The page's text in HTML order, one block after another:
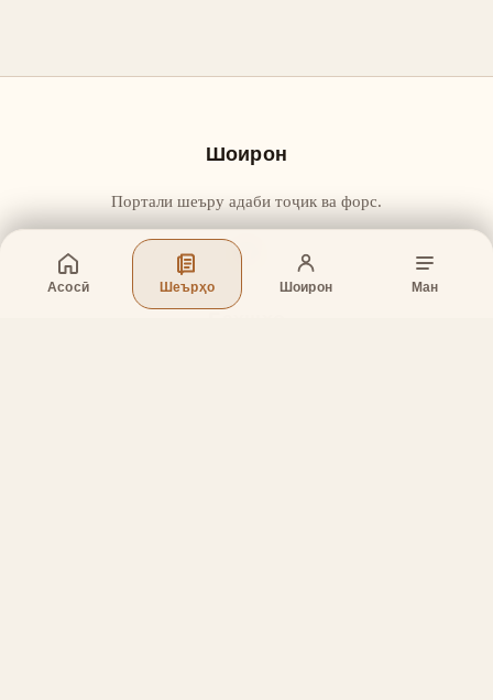
Асосӣ Шеърҳо Шоирон Ман
Шоирон
Портали шеъру адаби тоҷик ва форс.